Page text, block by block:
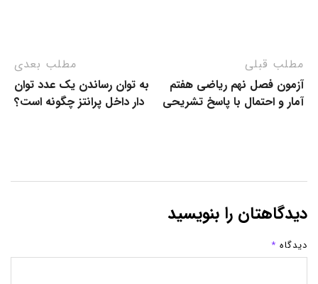
مطلب قبلی
آزمون فصل نهم ریاضی هفتم
آمار و احتمال با پاسخ تشریحی
مطلب بعدی
به توان رساندن یک عدد توان
دار داخل پرانتز چگونه است؟
دیدگاهتان را بنویسید
دیدگاه *